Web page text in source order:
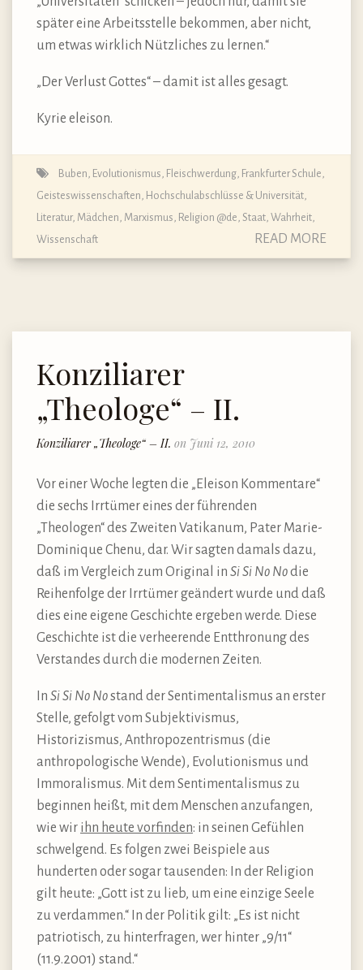
später eine Arbeitsstelle bekommen, aber nicht,
um etwas wirklich Nützliches zu lernen.“
„Der Verlust Gottes“ – damit ist alles gesagt.
Kyrie eleison.
Buben, Evolutionismus, Fleischwerdung, Frankfurter Schule,
Geisteswissenschaften, Hochschulabschlüsse & Universität,
Literatur, Mädchen, Marxismus, Religion @de, Staat, Wahrheit,
Wissenschaft
READ MORE
Konziliarer
„Theologe“ – II.
Konziliarer „Theologe“ – II. on Juni 12, 2010
Vor einer Woche legten die „Eleison Kommentare“
die sechs Irrtümer eines der führenden
„Theologen“ des Zweiten Vatikanum, Pater Marie-
Dominique Chenu, dar. Wir sagten damals dazu,
daß im Vergleich zum Original in Si Si No Nodie
Reihenfolge der Irrtümer geändert wurde und daß
dies eine eigene Geschichte ergeben werde. Diese
Geschichte ist die verheerende Entthronung des
Verstandes durch die modernen Zeiten.
In Si Si No Nostand der Sentimentalismus an erster
Stelle, gefolgt vom Subjektivismus,
Historizismus, Anthropozentrismus (die
anthropologische Wende), Evolutionismus und
Immoralismus. Mit dem Sentimentalismus zu
beginnen heißt, mit dem Menschen anzufangen,
wie wir ihn heute vorfinden: in seinen Gefühlen
schwelgend. Es folgen zwei Beispiele aus
hunderten oder sogar tausenden: In der Religion
gilt heute: „Gott ist zu lieb, um eine einzige Seele
zu verdammen.“ In der Politik gilt: „Es ist nicht
patriotisch, zu hinterfragen, wer hinter „9/11“
(11.9.2001) stand.“